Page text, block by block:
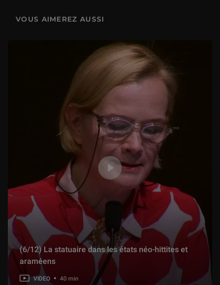
(11/12) L'influence de l'art syro-hittite sur le roi assyrien Tiglath-phalazar Ier (1115-1076)
(12/12) Débat - La sculpture monumentale est la forme d’art la plus emblématique des royaumes néo-hittite et araméens.
VOUS AIMEREZ AUSSI
(6/12) La statuaire dans les états néo-hittites et
araméens
VIDEO 40 min